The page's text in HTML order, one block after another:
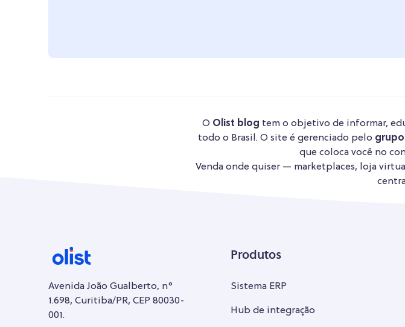
O Olist blog tem o objetivo de informar,
todo o Brasil. O site é gerenciado pelo
que coloca você no
Venda onde quiser — marketplaces, loja
Avenida João Gualberto, n°
1.698, Curitiba/PR, CEP 80030-
001.
Produtos
Sistema ERP
Hub de integração